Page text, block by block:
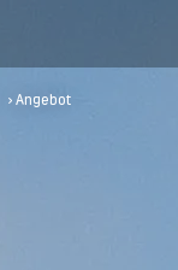
> Angebot